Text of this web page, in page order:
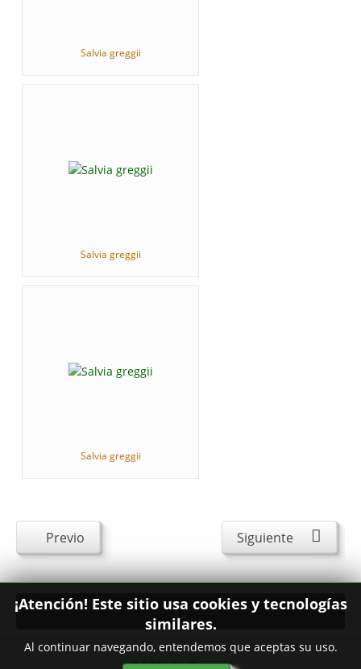
Salvia greggii
Salvia greggii
Salvia greggii
Previo Siguiente
© 2026FavThemes
¡Atención! Este sitio usa cookies y tecnologías
similares.
Al continuar navegando, entendemos que aceptas su uso.